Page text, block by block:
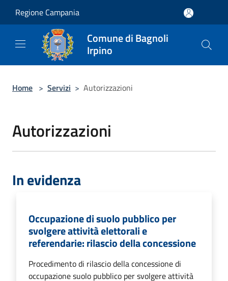
Regione Campania
Comune di Bagnoli
Irpino
Home > Servizi > Autorizzazioni
Autorizzazioni
In evidenza
Occupazione di suolo pubblico per
svolgere attività elettorali e
referendarie: rilascio della concessione
Procedimento di rilascio della concessione di
occupazione suolo pubblico per svolgere attività